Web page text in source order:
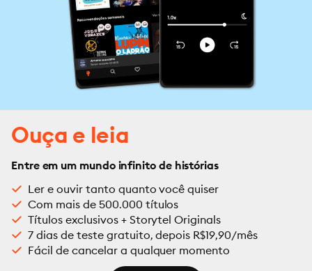
Ouça e leia
Entre em um mundo infinito de histórias
Ler e ouvir tanto quanto você quiser
Com mais de 500.000 títulos
Títulos exclusivos + Storytel Originals
7 dias de teste gratuito, depois R$19,90/mês
Fácil de cancelar a qualquer momento